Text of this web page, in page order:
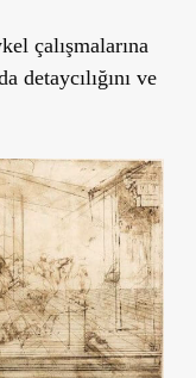
çalışmalarına
detaycılığını ve